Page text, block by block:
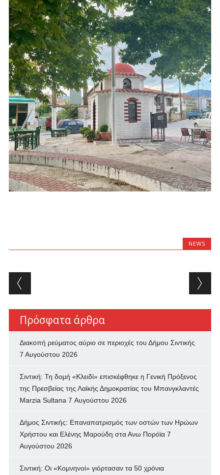
NEWS
Post navigation
Πρόσφατα άρθρα
Διακοπή ρεύματος αύριο σε περιοχές του Δήμου Σιντικής
7 Αυγούστου 2026
Σιντική: Τη δομή «Κλειδί» επισκέφθηκε η Γενική Πρόξενος
της Πρεσβείας της Λαϊκής Δημοκρατίας του Μπανγκλαντές
Marzia Sultana 7 Αυγούστου 2026
Δήμος Σιντικής: Επαναπατρισμός των oστών των Ηρώων
Χρήστου και Ελένης Μαρούδη στα Ανω Πορόϊα 7
Αυγούστου 2026
Σιντική: Οι «Κομνηνοί» γιόρτασαν τα 50 χρόνια